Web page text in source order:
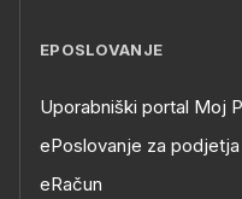
EPOSLOVANJE
Uporabniški portal Moj
ePoslovanje za podjetja
eRačun